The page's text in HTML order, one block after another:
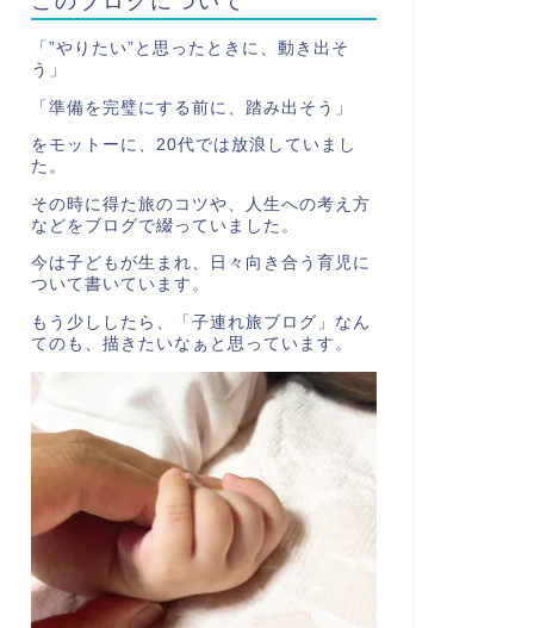
「”やりたい”と思ったときに、動き出そ
う」
「準備を完璧にする前に、踏み出そう」
をモットーに、20代では放浪していまし
た。
その時に得た旅のコツや、人生への考え方
などをブログで綴っていました。
今は子どもが生まれ、日々向き合う育児に
ついて書いています。
もう少ししたら、「子連れ旅ブログ」なん
てのも、描きたいなぁと思っています。